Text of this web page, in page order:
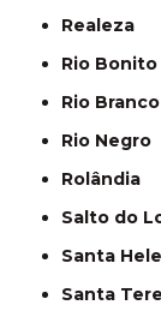
Realeza
Rio
Rio
Rio Negro
Rolândia
Salto do
Santa
Santa